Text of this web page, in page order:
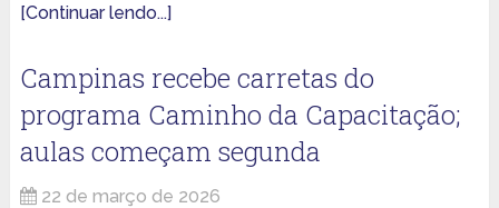
[Continuar lendo...]
Campinas recebe carretas do
programa Caminho da Capacitação;
aulas começam segunda
22 de março de 2026